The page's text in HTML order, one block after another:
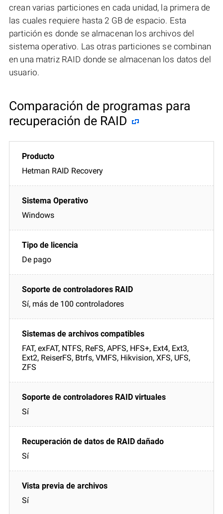
crean varias particiones en cada unidad, la primera de
las cuales requiere hasta 2 GB de espacio. Esta
partición es donde se almacenan los archivos del
sistema operativo. Las otras particiones se combinan
en una matriz RAID donde se almacenan los datos del
usuario.
Comparación de programas para
recuperación de RAID
Hetman RAID Recovery
Windows
De pago
Sí, más de 100 controladores
FAT, exFAT, NTFS, ReFS, APFS, HFS+, Ext4, Ext3,
Ext2, ReiserFS, Btrfs, VMFS, Hikvision, XFS, UFS,
ZFS
Sí
Sí
Sí